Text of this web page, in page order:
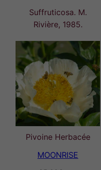
48,00€
à
Suffruticosa. M.
Rivière, 1985.
Pivoine Herbacée
MOONRISE